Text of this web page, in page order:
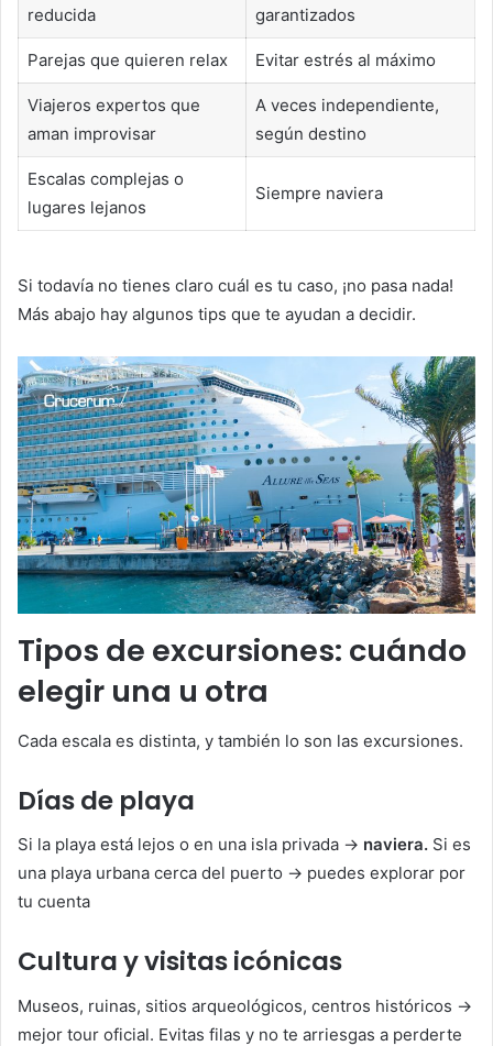
reducida
garantizados
Parejas que quieren relax Evitar estrés al máximo
Viajeros expertos que
aman improvisar
A veces independiente,
según destino
Escalas complejas o
lugares lejanos
Siempre naviera
Si todavía no tienes claro cuál es tu caso, ¡no pasa nada!
Más abajo hay algunos tips que te ayudan a decidir.
Tipos de excursiones: cuándo
elegir una u otra
Cada escala es distinta, y también lo son las excursiones.
Días de playa
Si la playa está lejos o en una isla privada → naviera. Si es
una playa urbana cerca del puerto → puedes explorar por
tu cuenta
Cultura y visitas icónicas
Museos, ruinas, sitios arqueológicos, centros históricos →
mejor tour oficial. Evitas filas y no te arriesgas a perderte